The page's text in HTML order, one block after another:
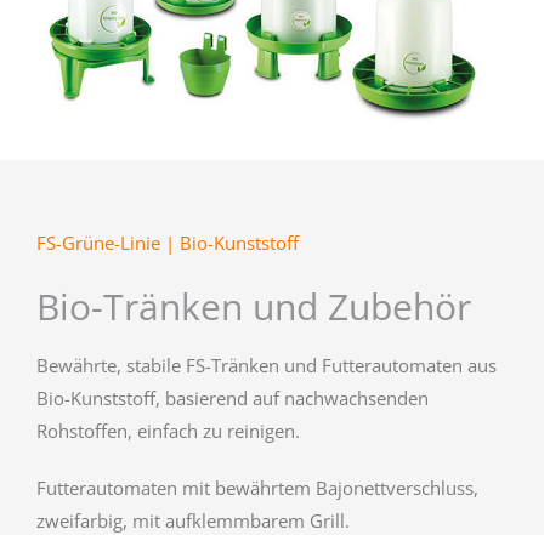
FS-Grüne-Linie | Bio-Kunststoff
Bio-Tränken und Zubehör
Bewährte, stabile FS-Tränken und Futterautomaten aus
Bio-Kunststoff, basierend auf nachwachsenden
Rohstoffen, einfach zu reinigen.
Futterautomaten mit bewährtem Bajonettverschluss,
zweifarbig, mit aufklemmbarem Grill.